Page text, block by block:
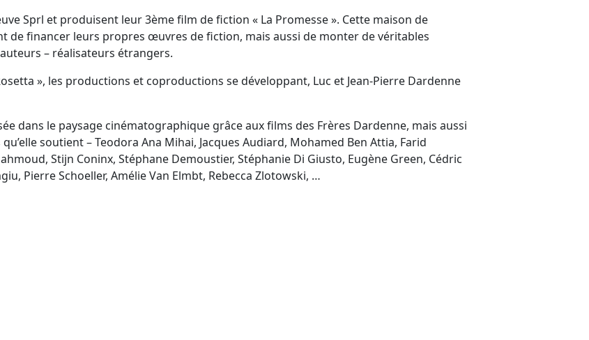
Sprl et produisent leur 3ème film de fiction « La Promesse ». Cette maison de
de financer leurs propres œuvres de fiction, mais aussi de monter de véritables
– réalisateurs étrangers.
», les productions et coproductions se développant, Luc et Jean-Pierre Dardenne
dans le paysage cinématographique grâce aux films des Frères Dardenne, mais aussi
soutient – Teodora Ana Mihai, Jacques Audiard, Mohamed Ben Attia, Farid
Stijn Coninx, Stéphane Demoustier, Stéphanie Di Giusto, Eugène Green, Cédric
Pierre Schoeller, Amélie Van Elmbt, Rebecca Zlotowski, …